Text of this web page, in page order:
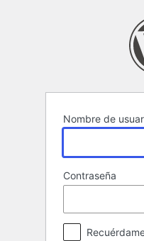
Nombre de
Contraseña